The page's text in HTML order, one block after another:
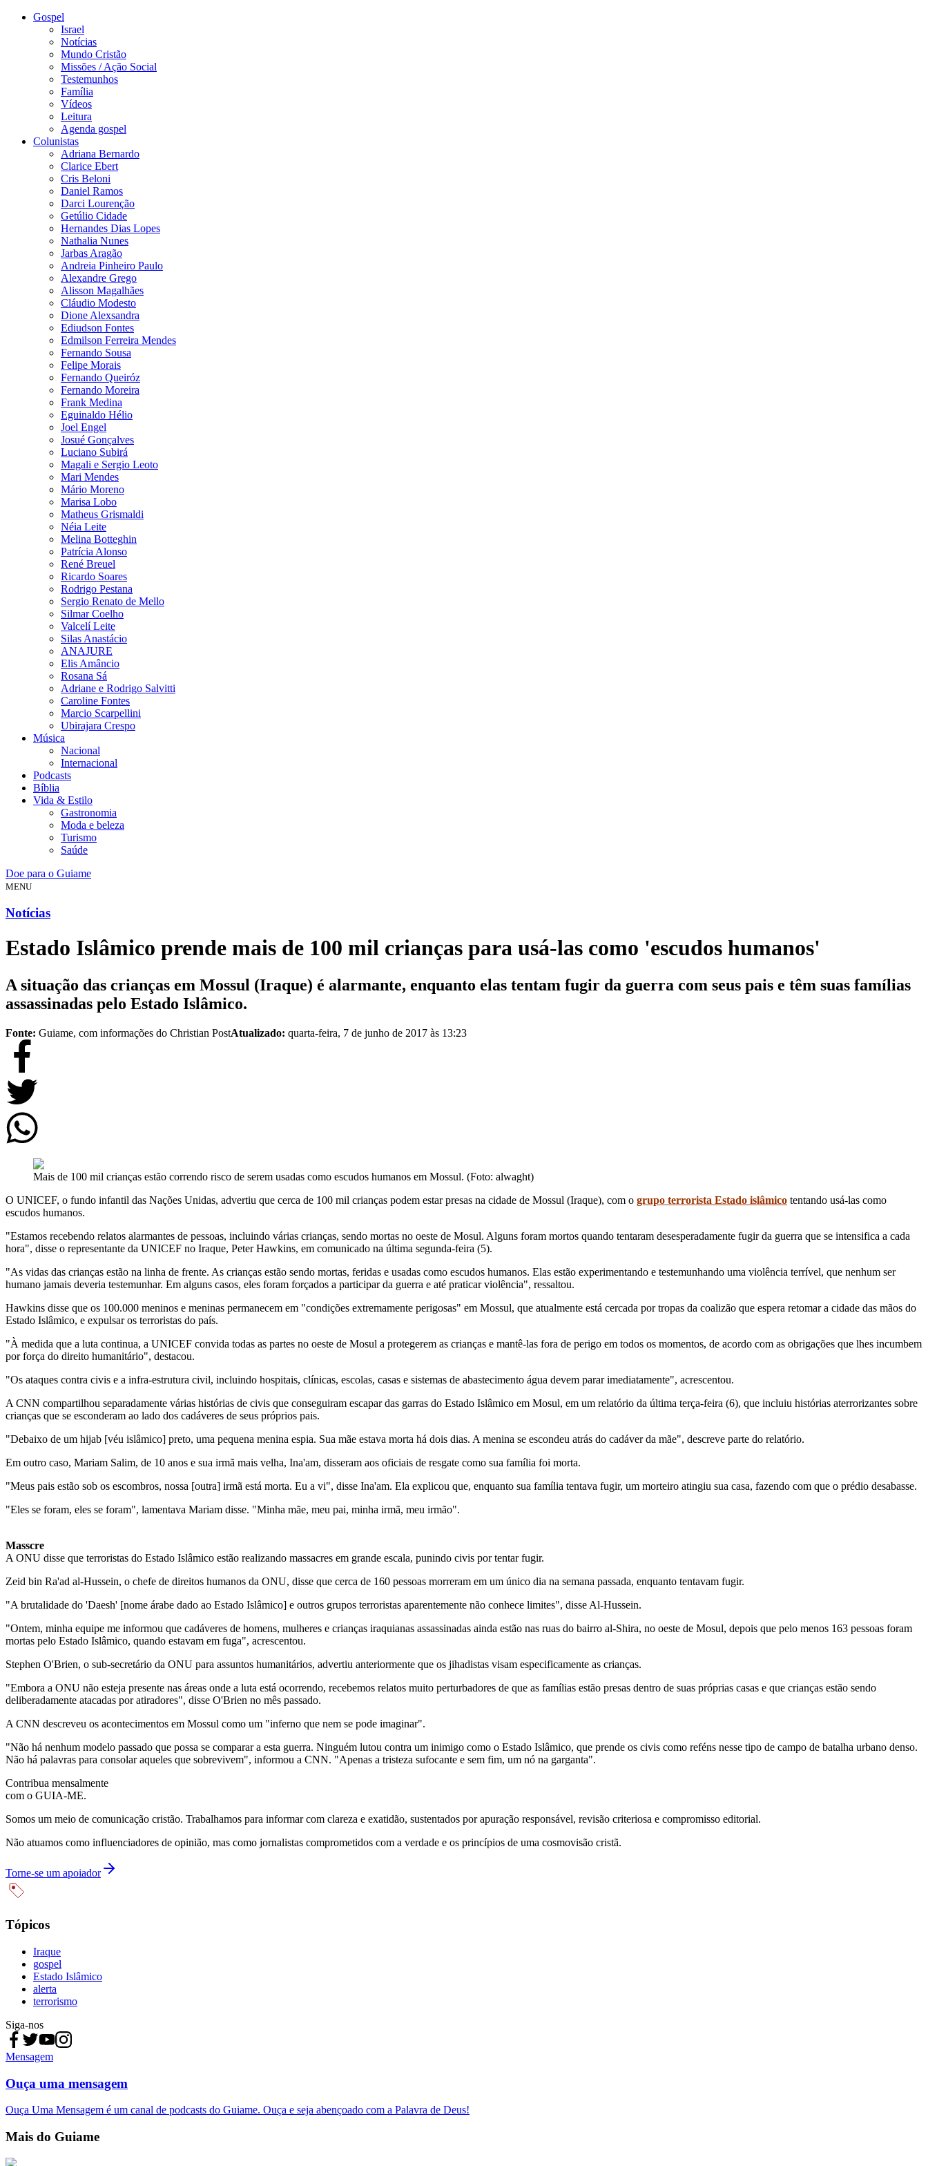
Gospel
Israel
Notícias
Mundo Cristão
Missões / Ação Social
Testemunhos
Família
Vídeos
Leitura
Agenda gospel
Colunistas
Adriana Bernardo
Clarice Ebert
Cris Beloni
Daniel Ramos
Darci Lourenção
Getúlio Cidade
Hernandes Dias Lopes
Nathalia Nunes
Jarbas Aragão
Andreia Pinheiro Paulo
Alexandre Grego
Alisson Magalhães
Cláudio Modesto
Dione Alexsandra
Ediudson Fontes
Edmilson Ferreira Mendes
Fernando Sousa
Felipe Morais
Fernando Queiróz
Fernando Moreira
Frank Medina
Eguinaldo Hélio
Joel Engel
Josué Gonçalves
Luciano Subirá
Magali e Sergio Leoto
Mari Mendes
Mário Moreno
Marisa Lobo
Matheus Grismaldi
Néia Leite
Melina Botteghin
Patrícia Alonso
René Breuel
Ricardo Soares
Rodrigo Pestana
Sergio Renato de Mello
Silmar Coelho
Valcelí Leite
Silas Anastácio
ANAJURE
Elis Amâncio
Rosana Sá
Adriane e Rodrigo Salvitti
Caroline Fontes
Marcio Scarpellini
Ubirajara Crespo
Música
Nacional
Internacional
Podcasts
Bíblia
Vida & Estilo
Gastronomia
Moda e beleza
Turismo
Saúde
Doe para o Guiame
MENU
Notícias
Estado Islâmico prende mais de 100 mil crianças para usá-las como 'escudos humanos'
A situação das crianças em Mossul (Iraque) é alarmante, enquanto elas tentam fugir da guerra com seus pais e têm suas famílias
assassinadas pelo Estado Islâmico.
Fonte: Guiame, com informações do Christian PostAtualizado: quarta-feira, 7 de junho de 2017 às 13:23
Mais de 100 mil crianças estão correndo risco de serem usadas como escudos humanos em Mossul. (Foto: alwaght)
O UNICEF, o fundo infantil das Nações Unidas, advertiu que cerca de 100 mil crianças podem estar presas na cidade de Mossul (Iraque), com o grupo terrorista Estado islâmico tentando usá-las como
escudos humanos.
"Estamos recebendo relatos alarmantes de pessoas, incluindo várias crianças, sendo mortas no oeste de Mosul. Alguns foram mortos quando tentaram desesperadamente fugir da guerra que se intensifica a cada
hora", disse o representante da UNICEF no Iraque, Peter Hawkins, em comunicado na última segunda-feira (5).
"As vidas das crianças estão na linha de frente. As crianças estão sendo mortas, feridas e usadas como escudos humanos. Elas estão experimentando e testemunhando uma violência terrível, que nenhum ser
humano jamais deveria testemunhar. Em alguns casos, eles foram forçados a participar da guerra e até praticar violência", ressaltou.
Hawkins disse que os 100.000 meninos e meninas permanecem em "condições extremamente perigosas" em Mossul, que atualmente está cercada por tropas da coalizão que espera retomar a cidade das mãos do
Estado Islâmico, e expulsar os terroristas do país.
"À medida que a luta continua, a UNICEF convida todas as partes no oeste de Mosul a protegerem as crianças e mantê-las fora de perigo em todos os momentos, de acordo com as obrigações que lhes incumbem
por força do direito humanitário", destacou.
"Os ataques contra civis e a infra-estrutura civil, incluindo hospitais, clínicas, escolas, casas e sistemas de abastecimento água devem parar imediatamente", acrescentou.
A CNN compartilhou separadamente várias histórias de civis que conseguiram escapar das garras do Estado Islâmico em Mosul, em um relatório da última terça-feira (6), que incluiu histórias aterrorizantes sobre
crianças que se esconderam ao lado dos cadáveres de seus próprios pais.
"Debaixo de um hijab [véu islâmico] preto, uma pequena menina espia. Sua mãe estava morta há dois dias. A menina se escondeu atrás do cadáver da mãe", descreve parte do relatório.
Em outro caso, Mariam Salim, de 10 anos e sua irmã mais velha, Ina'am, disseram aos oficiais de resgate como sua família foi morta.
"Meus pais estão sob os escombros, nossa [outra] irmã está morta. Eu a vi", disse Ina'am. Ela explicou que, enquanto sua família tentava fugir, um morteiro atingiu sua casa, fazendo com que o prédio desabasse.
"Eles se foram, eles se foram", lamentava Mariam disse. "Minha mãe, meu pai, minha irmã, meu irmão".
Masscre
A ONU disse que terroristas do Estado Islâmico estão realizando massacres em grande escala, punindo civis por tentar fugir.
Zeid bin Ra'ad al-Hussein, o chefe de direitos humanos da ONU, disse que cerca de 160 pessoas morreram em um único dia na semana passada, enquanto tentavam fugir.
"A brutalidade do 'Daesh' [nome árabe dado ao Estado Islâmico] e outros grupos terroristas aparentemente não conhece limites", disse Al-Hussein.
"Ontem, minha equipe me informou que cadáveres de homens, mulheres e crianças iraquianas assassinadas ainda estão nas ruas do bairro al-Shira, no oeste de Mosul, depois que pelo menos 163 pessoas foram
mortas pelo Estado Islâmico, quando estavam em fuga", acrescentou.
Stephen O'Brien, o sub-secretário da ONU para assuntos humanitários, advertiu anteriormente que os jihadistas visam especificamente as crianças.
"Embora a ONU não esteja presente nas áreas onde a luta está ocorrendo, recebemos relatos muito perturbadores de que as famílias estão presas dentro de suas próprias casas e que crianças estão sendo
deliberadamente atacadas por atiradores", disse O'Brien no mês passado.
A CNN descreveu os acontecimentos em Mossul como um "inferno que nem se pode imaginar".
"Não há nenhum modelo passado que possa se comparar a esta guerra. Ninguém lutou contra um inimigo como o Estado Islâmico, que prende os civis como reféns nesse tipo de campo de batalha urbano denso.
Não há palavras para consolar aqueles que sobrevivem", informou a CNN. "Apenas a tristeza sufocante e sem fim, um nó na garganta".
Contribua mensalmente
com o GUIA-ME.
Somos um meio de comunicação cristão. Trabalhamos para informar com clareza e exatidão, sustentados por apuração responsável, revisão criteriosa e compromisso editorial.
Não atuamos como influenciadores de opinião, mas como jornalistas comprometidos com a verdade e os princípios de uma cosmovisão cristã.
Torne-se um apoiador
Tópicos
Iraque
gospel
Estado Islâmico
alerta
terrorismo
Siga-nos
Mensagem
Ouça uma mensagem
Ouça Uma Mensagem é um canal de podcasts do Guiame. Ouça e seja abençoado com a Palavra de Deus!
Mais do Guiame